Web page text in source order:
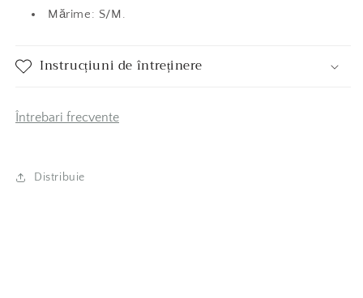
Mărime: S/M.
Instrucțiuni de întreținere
Întrebari frecvente
Distribuie